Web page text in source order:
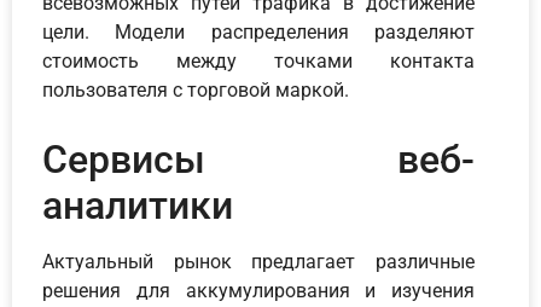
цели. Модели распределения разделяют
стоимость между точками контакта
пользователя с торговой маркой.
Сервисы веб-
аналитики
Актуальный рынок предлагает различные
решения для аккумулирования и изучения